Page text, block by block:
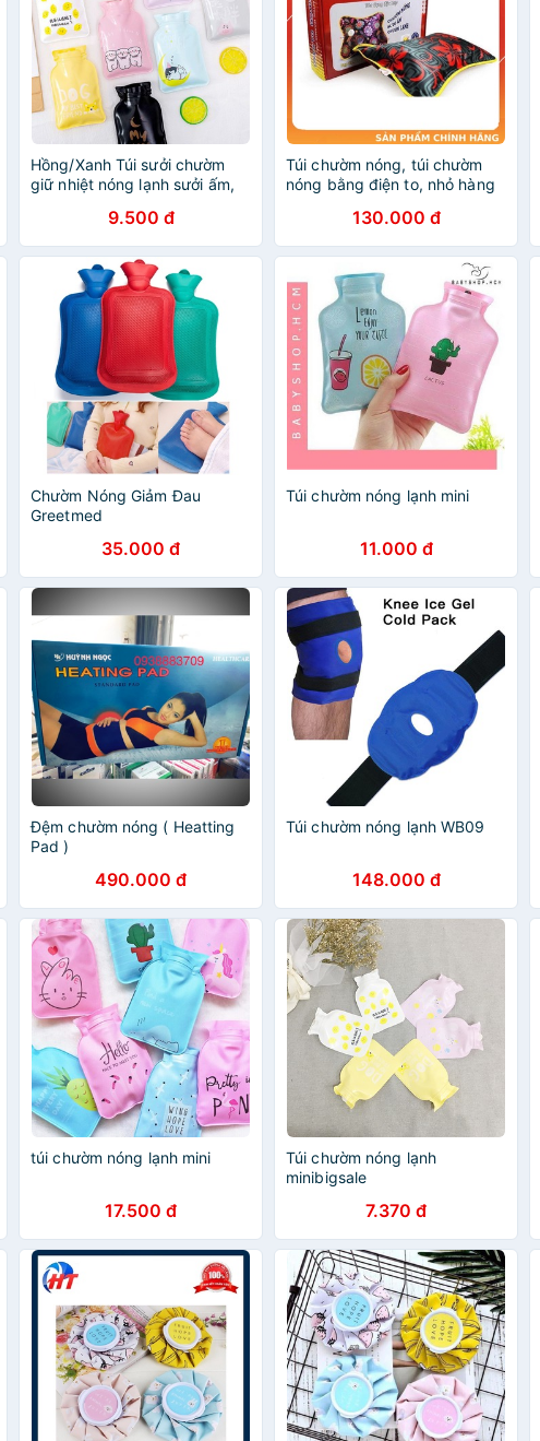
Hồng/Xanh Túi sưởi chườm
giữ nhiệt nóng lạnh sưởi ấm,
9.500 đ
Túi chườm nóng, túi chườm
nóng bằng điện to, nhỏ hàng
130.000 đ
Chườm Nóng Giảm Đau
Greetmed
35.000 đ
Túi chườm nóng lạnh mini
11.000 đ
Đệm chườm nóng ( Heatting
Pad )
490.000 đ
Túi chườm nóng lạnh WB09
148.000 đ
túi chườm nóng lạnh mini
17.500 đ
Túi chườm nóng lạnh
minibigsale
7.370 đ